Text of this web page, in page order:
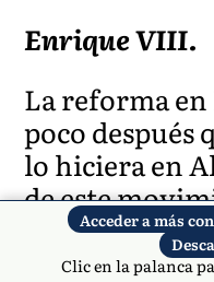
Enrique VIII.
La reforma
poco después
lo hiciera en
de este
ya citado
Acceder a más
Clic en la palanca